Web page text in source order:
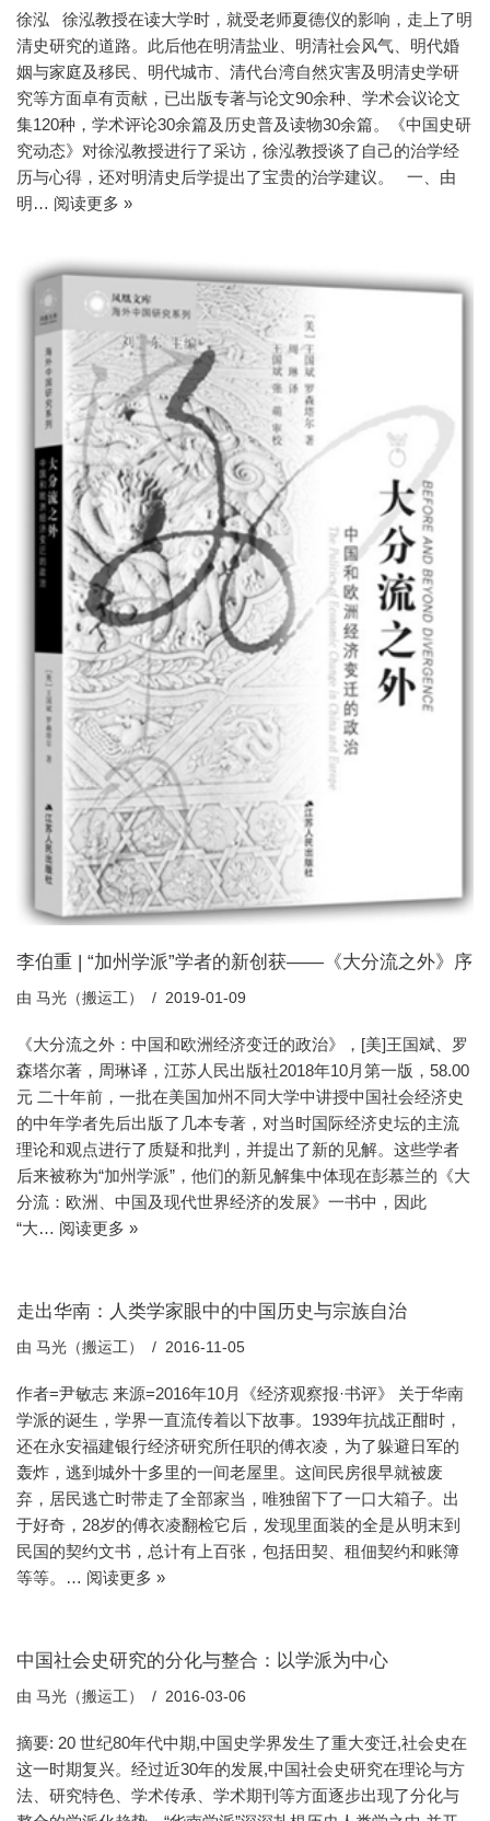
徐泓 徐泓教授在读大学时，就受老师夏德仪的影响，走上了明
清史研究的道路。此后他在明清盐业、明清社会风气、明代婚
姻与家庭及移民、明代城市、清代台湾自然灾害及明清史学研
究等方面卓有贡献，已出版专著与论文90余种、学术会议论文
集120种，学术评论30余篇及历史普及读物30余篇。《中国史研
究动态》对徐泓教授进行了采访，徐泓教授谈了自己的治学经
历与心得，还对明清史后学提出了宝贵的治学建议。 一、由
明… 阅读更多 »
李伯重 | “加州学派”学者的新创获——《大分流之外》序
由 马光（搬运工） 2019-01-09
《大分流之外：中国和欧洲经济变迁的政治》，[美]王国斌、罗
森塔尔著，周琳译，江苏人民出版社2018年10月第一版，58.00
元 二十年前，一批在美国加州不同大学中讲授中国社会经济史
的中年学者先后出版了几本专著，对当时国际经济史坛的主流
理论和观点进行了质疑和批判，并提出了新的见解。这些学者
后来被称为“加州学派”，他们的新见解集中体现在彭慕兰的《大
分流：欧洲、中国及现代世界经济的发展》一书中，因此
“大… 阅读更多 »
走出华南：人类学家眼中的中国历史与宗族自治
由 马光（搬运工） 2016-11-05
作者=尹敏志 来源=2016年10月《经济观察报·书评》 关于华南
学派的诞生，学界一直流传着以下故事。1939年抗战正酣时，
还在永安福建银行经济研究所任职的傅衣凌，为了躲避日军的
轰炸，逃到城外十多里的一间老屋里。这间民房很早就被废
弃，居民逃亡时带走了全部家当，唯独留下了一口大箱子。出
于好奇，28岁的傅衣凌翻检它后，发现里面装的全是从明末到
民国的契约文书，总计有上百张，包括田契、租佃契约和账簿
等等。… 阅读更多 »
中国社会史研究的分化与整合：以学派为中心
由 马光（搬运工） 2016-03-06
摘要: 20 世纪80年代中期,中国史学界发生了重大变迁,社会史在
这一时期复兴。经过近30年的发展,中国社会史研究在理论与方
法、研究特色、学术传承、学术期刊等方面逐步出现了分化与